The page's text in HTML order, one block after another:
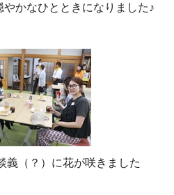
かなひとときになりました♪
義（？）に花が咲きました